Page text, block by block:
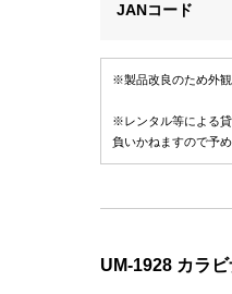
JANコード
※製品改良のため外観
※レンタル等による
負いかねますので予
UM-1928 カラ